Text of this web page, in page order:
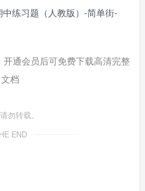
开通会员后可免费下载高清完整
文档
勿转载。
END